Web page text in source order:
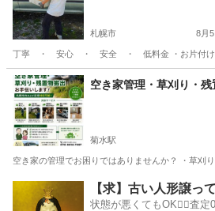
札幌市 8月5
丁寧 ・ 安心 ・ 安全 ・ 低料金 ・お片付け
北海道 札幌市 便利屋 無料
空き家管理・草刈り・
菊水駅
空き家の管理でお困りではありませんか？ ・草刈
菊水駅 便利屋 草
【求】古い人形譲っ
状態が悪くてもOK🙆‍♀️査定